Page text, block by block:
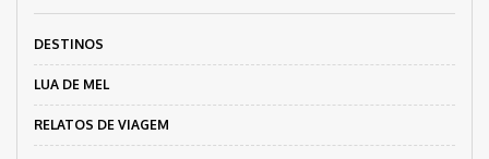
DESTINOS
LUA DE MEL
RELATOS DE VIAGEM